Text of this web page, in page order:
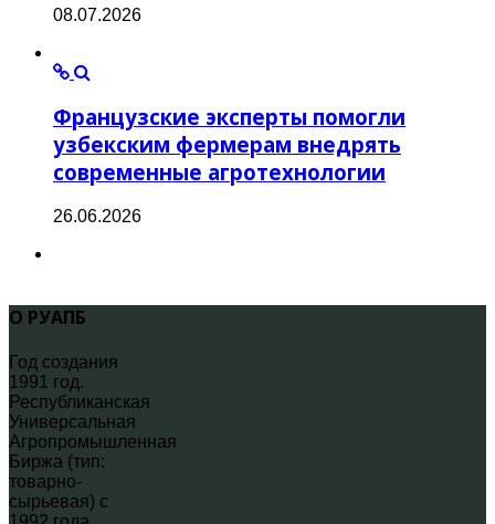
08.07.2026
Французские эксперты помогли
узбекским фермерам внедрять
современные агротехнологии
26.06.2026
О РУАПБ
Год создания
1991 год.
Республиканская
Универсальная
Агропромышленная
Биржа (тип:
товарно-
сырьевая) с